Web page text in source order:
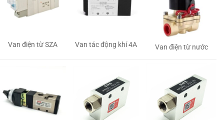
Van điện từ SZA Van tác động khí 4A Van điện từ nước